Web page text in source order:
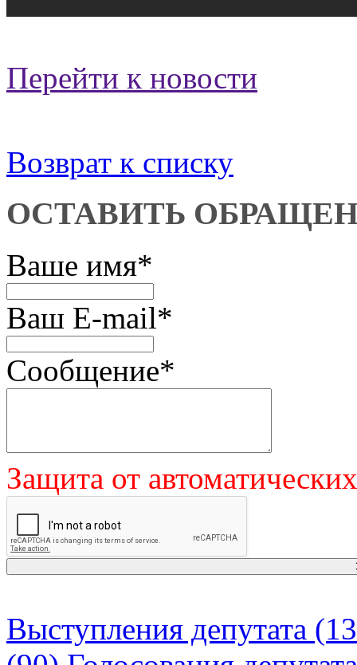
Перейти к новости
Возврат к списку
ОСТАВИТЬ
Ваше имя*
Ваш E-mail*
Сообщение*
Защита от
Выступления депутата